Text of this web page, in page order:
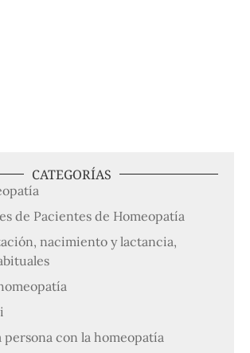
CATEGORÍAS
de Pacientes de Homeopatía
nacimiento y lactancia,
con la homeopatía